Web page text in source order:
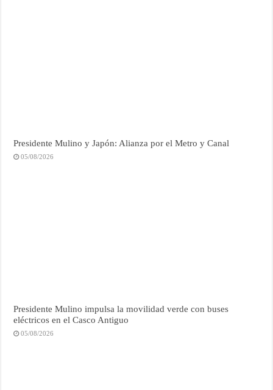
Presidente Mulino y Japón: Alianza por el Metro y Canal
05/08/2026
Presidente Mulino impulsa la movilidad verde con buses
eléctricos en el Casco Antiguo
05/08/2026